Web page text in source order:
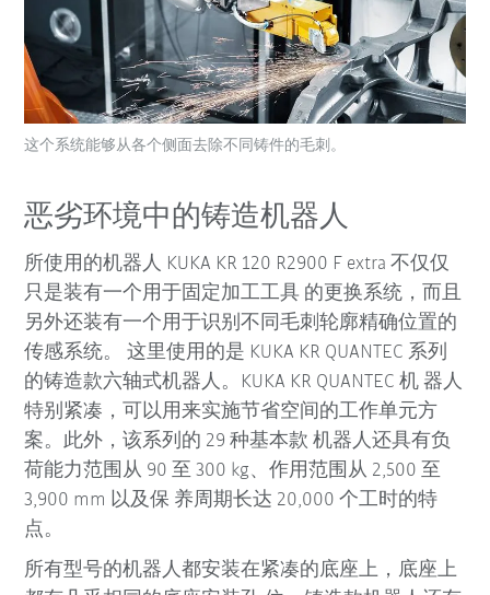
这个系统能够从各个侧面去除不同铸件的毛刺。
恶劣环境中的铸造机器人
所使用的机器人 KUKA KR 120 R2900 F extra 不仅仅
只是装有一个用于固定加工工具 的更换系统，而且
另外还装有一个用于识别不同毛刺轮廓精确位置的
传感系统。 这里使用的是 KUKA KR QUANTEC 系列
的铸造款六轴式机器人。KUKA KR QUANTEC 机 器人
特别紧凑，可以用来实施节省空间的工作单元方
案。此外，该系列的 29 种基本款 机器人还具有负
荷能力范围从 90 至 300 kg、作用范围从 2,500 至
3,900 mm 以及保 养周期长达 20,000 个工时的特
点。
所有型号的机器人都安装在紧凑的底座上，底座上